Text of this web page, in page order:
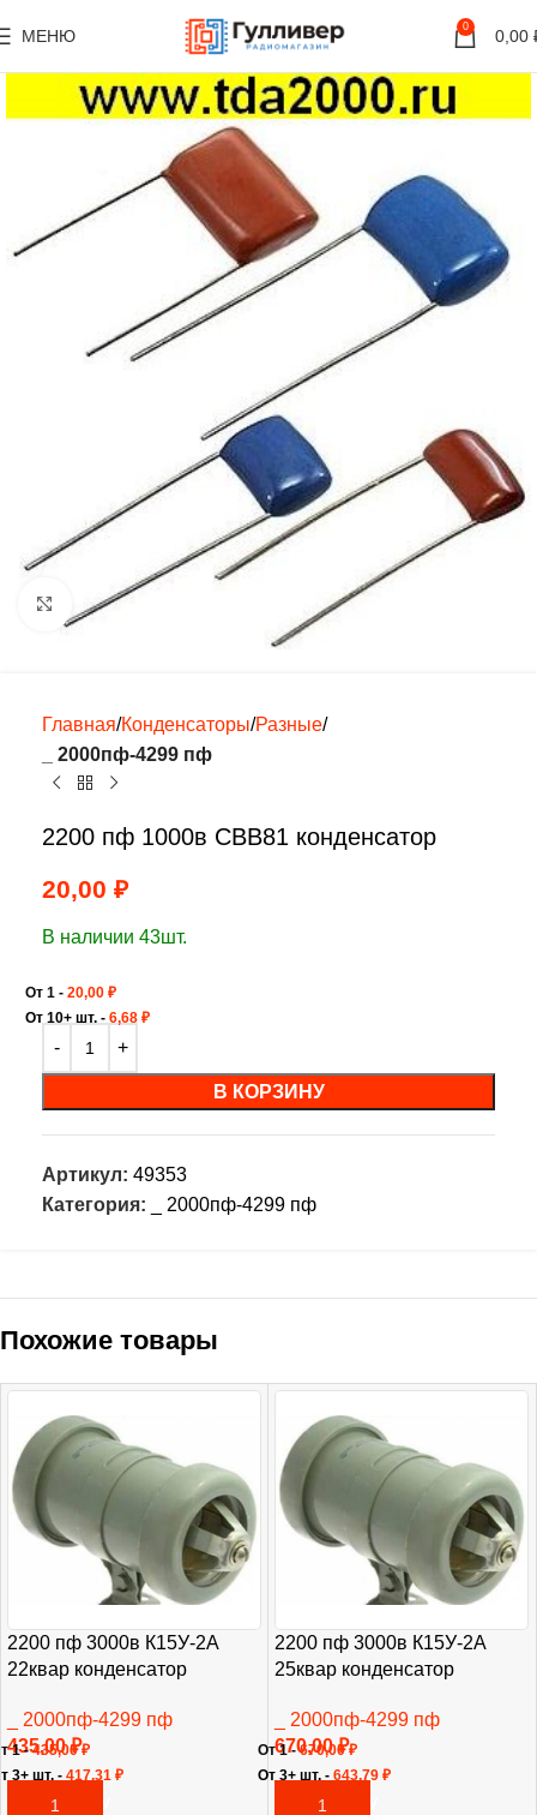
МЕНЮ 0 0,00
Нажмите, чтобы увеличить
Главная Конденсаторы Разные
_ 2000пф-4299 пф
2200 пф 1000в CBB81 конденсатор
20,00 ₽
В наличии 43шт.
От 1 - 20,00 ₽
От 10+ шт. - 6,68 ₽
В КОРЗИНУ
Артикул: 49353
Категория:
_ 2000пф-4299 пф
Похожие товары
2200 пф 3000в К15У-2А
22квар конденсатор
_ 2000пф-4299 пф
435,00₽
В КОРЗИНУ
1 -435,00₽
3+ шт. - 417,31 ₽
2200 пф 3000в К15У-2А
25квар конденсатор
_ 2000пф-4299 пф
670,00₽
В КОРЗИНУ
От 1 -670,00₽
От 3+ шт. - 643,79 ₽